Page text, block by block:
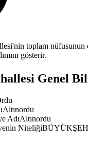
toplam nüfusunun
gösterir.
Genel
Altınordu
AdıAltınordu
Niteliği